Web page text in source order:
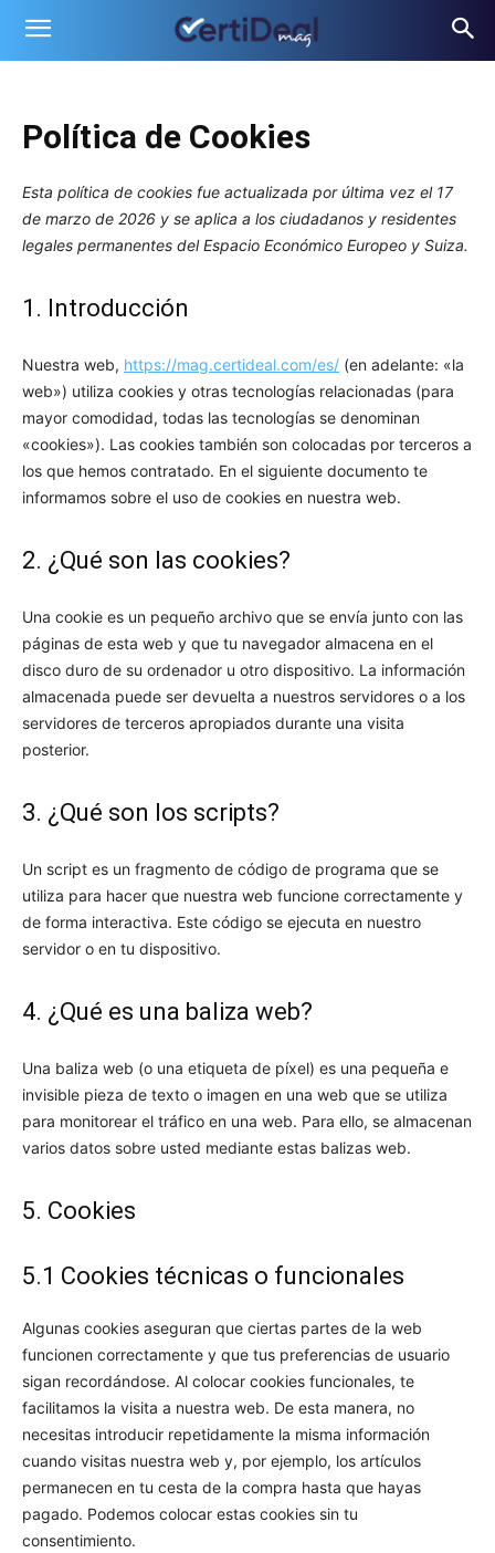
Política de Cookies
Esta política de cookies fue actualizada por última vez el 17
de marzo de 2026 y se aplica a los ciudadanos y residentes
legales permanentes del Espacio Económico Europeo y Suiza.
1. Introducción
Nuestra web, https://mag.certideal.com/es/ (en adelante: «la
web») utiliza cookies y otras tecnologías relacionadas (para
mayor comodidad, todas las tecnologías se denominan
«cookies»). Las cookies también son colocadas por terceros a
los que hemos contratado. En el siguiente documento te
informamos sobre el uso de cookies en nuestra web.
2. ¿Qué son las cookies?
Una cookie es un pequeño archivo que se envía junto con las
páginas de esta web y que tu navegador almacena en el
disco duro de su ordenador u otro dispositivo. La información
almacenada puede ser devuelta a nuestros servidores o a los
servidores de terceros apropiados durante una visita
posterior.
3. ¿Qué son los scripts?
Un script es un fragmento de código de programa que se
utiliza para hacer que nuestra web funcione correctamente y
de forma interactiva. Este código se ejecuta en nuestro
servidor o en tu dispositivo.
4. ¿Qué es una baliza web?
Una baliza web (o una etiqueta de píxel) es una pequeña e
invisible pieza de texto o imagen en una web que se utiliza
para monitorear el tráfico en una web. Para ello, se almacenan
varios datos sobre usted mediante estas balizas web.
5. Cookies
5.1 Cookies técnicas o funcionales
Algunas cookies aseguran que ciertas partes de la web
funcionen correctamente y que tus preferencias de usuario
sigan recordándose. Al colocar cookies funcionales, te
facilitamos la visita a nuestra web. De esta manera, no
necesitas introducir repetidamente la misma información
cuando visitas nuestra web y, por ejemplo, los artículos
permanecen en tu cesta de la compra hasta que hayas
pagado. Podemos colocar estas cookies sin tu
consentimiento.